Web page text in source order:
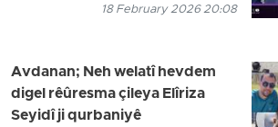
18 February 2026 20:08
Avdanan; Neh welatî hevdem
digel rêûresma çileya Elîriza
Seyidî ji qurbaniyê